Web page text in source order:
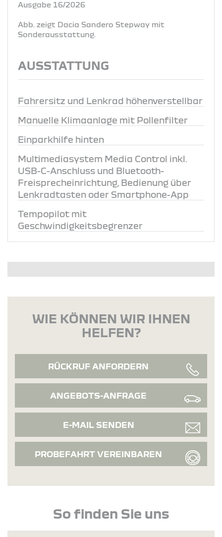
Ausgabe 16/2026
Abb. zeigt Dacia Sandero Stepway mit
Sonderausstattung.
AUSSTATTUNG
Fahrersitz und Lenkrad höhenverstellbar
Manuelle Klimaanlage mit Pollenfilter
Einparkhilfe hinten
Multimediasystem Media Control inkl.
USB-C-Anschluss und Bluetooth-
Freisprecheinrichtung, Bedienung über
Lenkradtasten oder Smartphone-App
Tempopilot mit
Geschwindigkeitsbegrenzer
WIE KÖNNEN WIR IHNEN
HELFEN?
RÜCKRUF ANFORDERN
ANGEBOTS-ANFRAGE
E-MAIL SENDEN
PROBEFAHRT VEREINBAREN
So finden Sie uns